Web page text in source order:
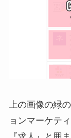
上の画像の緑
ョンマーケテ